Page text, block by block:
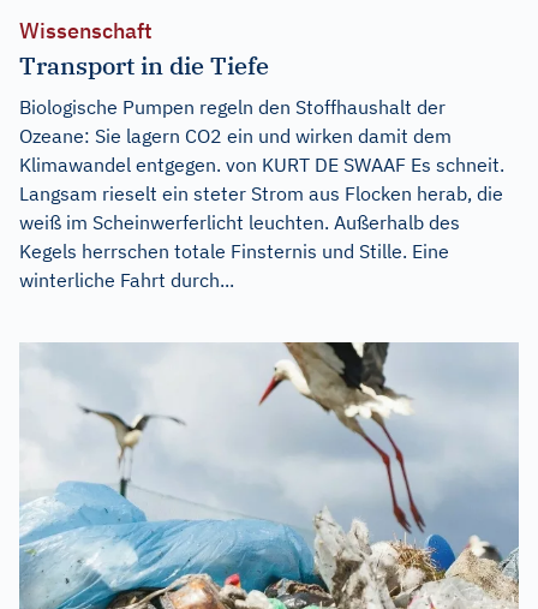
Wissenschaft
Transport in die Tiefe
Biologische Pumpen regeln den Stoffhaushalt der
Ozeane: Sie lagern CO2 ein und wirken damit dem
Klimawandel entgegen. von KURT DE SWAAF Es schneit.
Langsam rieselt ein steter Strom aus Flocken herab, die
weiß im Scheinwerferlicht leuchten. Außerhalb des
Kegels herrschen totale Finsternis und Stille. Eine
winterliche Fahrt durch...